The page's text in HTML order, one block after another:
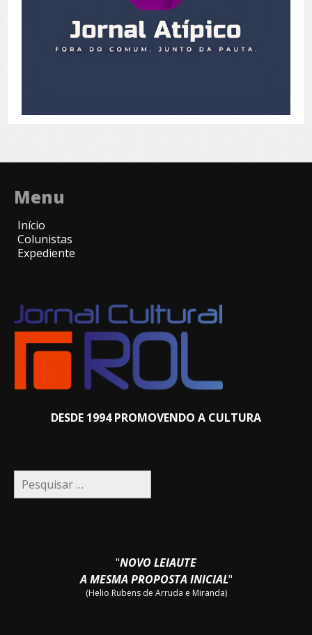
Menu
Início
Colunistas
Expediente
DESDE 1994 PROMOVENDO A CULTURA
Pesquisar
por:
"NOVO LEIAUTE
A MESMA PROPOSTA INICIAL"
(Helio Rubens de Arruda e Miranda)